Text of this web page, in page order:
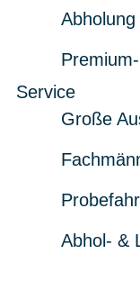
Service
Große
Abhol- &